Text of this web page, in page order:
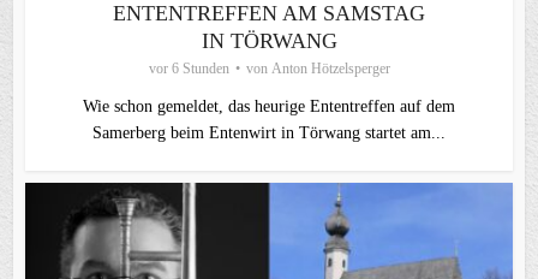
ENTENTREFFEN AM SAMSTAG
IN TÖRWANG
vor 6 Stunden von Anton Hötzelsperger
Wie schon gemeldet, das heurige Ententreffen auf dem
Samerberg beim Entenwirt in Törwang startet am...